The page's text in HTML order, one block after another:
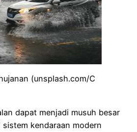
(unsplash.com/C
dapat menjadi musuh besar
sistem kendaraan modern